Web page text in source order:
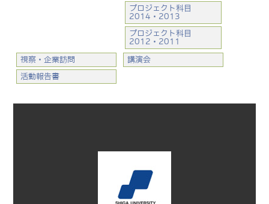
プロジェクト科目
2014・2013
プロジェクト科目
2012・2011
視察・企業訪問 講演会
活動報告書